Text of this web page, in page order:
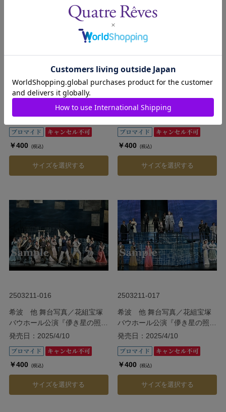
希波・夏希 舞台写真／花組宝
塚バウホール公演『儚き星の照
らす海の果てに』
発売日：2025/4/10
￥400 (税込)
サイズを選択する
2503211-015
塚バウホール公演『儚き星の照
らす海の果てに』
発売日：2025/4/10
￥400 (税込)
サイズを選択する
2503211-016
希波 他 舞台写真／花組宝塚
バウホール公演『儚き星の照ら
す海の果てに』
発売日：2025/4/10
￥400 (税込)
サイズを選択する
2503211-017
希波 他 舞台写真／花組宝塚
バウホール公演『儚き星の照ら
す海の果てに』
発売日：2025/4/10
￥400 (税込)
サイズを選択する